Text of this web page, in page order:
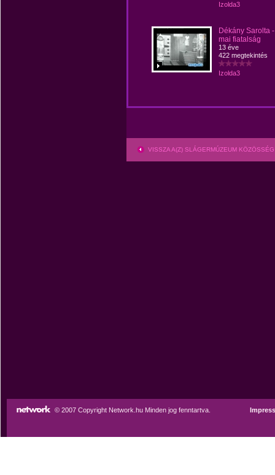
Izolda3
Dékány Sarolta -
mai fiatalság
13 éve
422 megtekintés
Izolda3
VISSZA A(Z) SLÁGERMÚZEUM
© 2007 Copyright Network.hu Minden jog fenntartva.